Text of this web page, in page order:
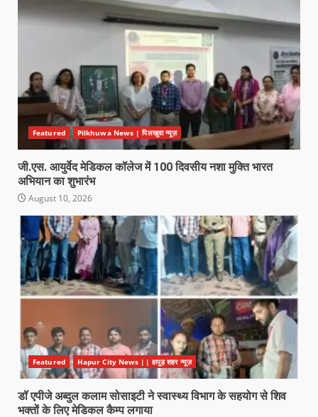
Featured Pilkhuwa News | पिलखुवा न्यूज़
जी.एस. आयुर्वेद मेडिकल कॉलेज में 100 दिवसीय नशा मुक्ति भारत
अभियान का शुभारंभ
August 10, 2026
Featured Hapur City News || हापुड़ शहर न्यूज़
डॉ एपीजे अब्दुल कलाम सोसाइटी ने स्वास्थ्य विभाग के सहयोग से शिव
भक्तों के लिए मेडिकल कैम्प लगाया